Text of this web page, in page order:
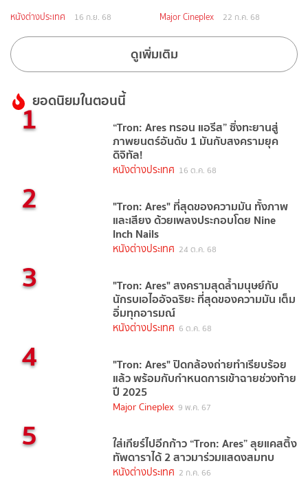
หนังต่างประเทศ 16 ก.ย. 68 Major Cineplex 22 ก.ค. 68
ดูเพิ่มเติม
ยอดนิยมในตอนนี้
1 “Tron: Ares ทรอน แอรีส” ซิ่งทะยานสู่
ภาพยนตร์อันดับ 1 มันกับสงครามยุค
ดิจิทัล!
หนังต่างประเทศ 16 ต.ค. 68
2 "Tron: Ares" ที่สุดของความมัน ทั้งภาพ
และเสียง ด้วยเพลงประกอบโดย Nine
Inch Nails
หนังต่างประเทศ 24 ต.ค. 68
3 "Tron: Ares" สงครามสุดล้ำมนุษย์กับ
นักรบเอไออัจฉริยะ ที่สุดของความมัน เต็ม
อิ่มทุกอารมณ์
หนังต่างประเทศ 6 ต.ค. 68
4 "Tron: Ares" ปิดกล้องถ่ายทำเรียบร้อย
แล้ว พร้อมกับกำหนดการเข้าฉายช่วงท้าย
ปี 2025
Major Cineplex 9 พ.ค. 67
5 ใส่เกียร์ไปอีกก้าว “Tron: Ares” ลุยแคสติ้ง
ทัพดาราได้ 2 สาวมาร่วมแสดงสมทบ
หนังต่างประเทศ 2 ก.ค. 66